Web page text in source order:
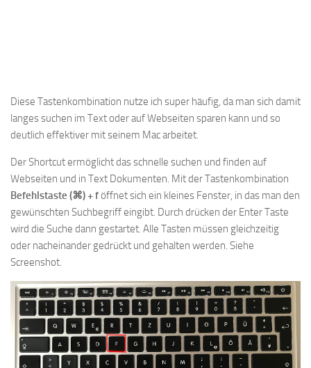
Diese Tastenkombination nutze ich super häufig, da man sich damit
langes suchen im Text oder auf Webseiten sparen kann und so
deutlich effektiver mit seinem Mac arbeitet.
Der Shortcut ermöglicht das schnelle suchen und finden auf
Webseiten und in Text Dokumenten. Mit der Tastenkombination
Befehlstaste (⌘) + föffnet sich ein kleines Fenster, in das man den
gewünschten Suchbegriff eingibt. Durch drücken der Enter Taste
wird die Suche dann gestartet. Alle Tasten müssen gleichzeitig
oder nacheinander gedrückt und gehalten werden. Siehe
Screenshot.